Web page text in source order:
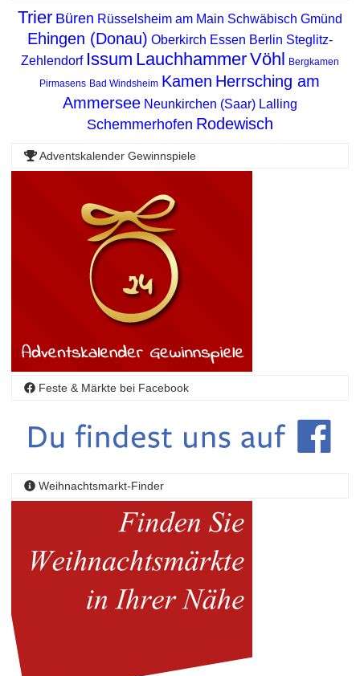
Trier Büren Rüsselsheim am Main Schwäbisch Gmünd
Ehingen (Donau) Oberkirch Essen Berlin Steglitz-
Zehlendorf Issum LauchhammerVöhl Bergkamen
Pirmasens Bad Windsheim Kamen Herrsching am
Ammersee Neunkirchen (Saar) Lalling
Schemmerhofen Rodewisch
Adventskalender Gewinnspiele
Feste & Märkte bei Facebook
Weihnachtsmarkt-Finder